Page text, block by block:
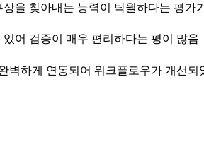
을 찾아내는 능력이 탁월하다는 평가
어 검증이 매우 편리하다는 평이 많음
벽하게 연동되어 워크플로우가 개선되